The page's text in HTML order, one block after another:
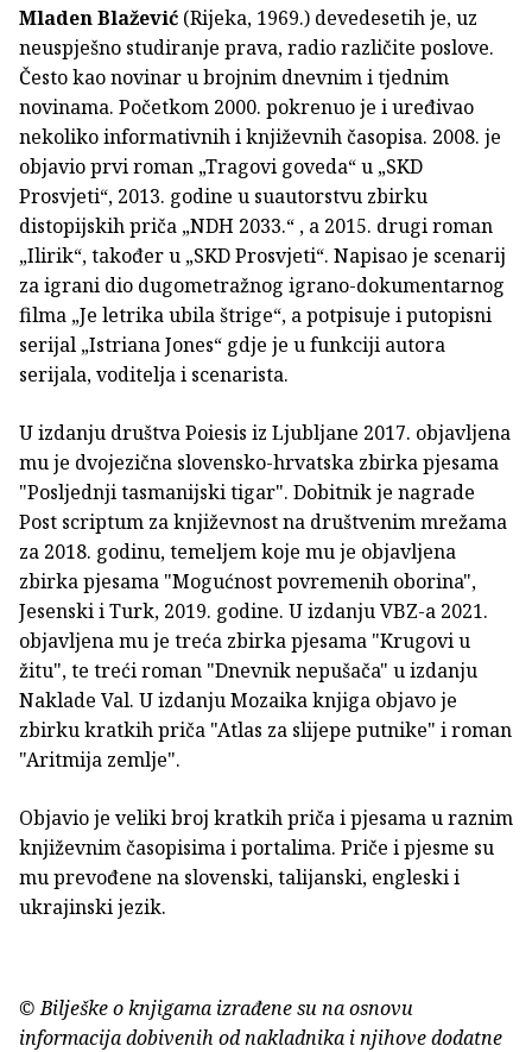
Mladen Blažević (Rijeka, 1969.) devedesetih je, uz
neuspješno studiranje prava, radio različite poslove.
Često kao novinar u brojnim dnevnim i tjednim
novinama. Početkom 2000. pokrenuo je i uređivao
nekoliko informativnih i književnih časopisa. 2008. je
objavio prvi roman „Tragovi goveda“ u „SKD
Prosvjeti“, 2013. godine u suautorstvu zbirku
distopijskih priča „NDH 2033.“ , a 2015. drugi roman
„Ilirik“, također u „SKD Prosvjeti“. Napisao je scenarij
za igrani dio dugometražnog igrano-dokumentarnog
filma „Je letrika ubila štrige“, a potpisuje i putopisni
serijal „Istriana Jones“ gdje je u funkciji autora
serijala, voditelja i scenarista.
U izdanju društva Poiesis iz Ljubljane 2017. objavljena
mu je dvojezična slovensko-hrvatska zbirka pjesama
"Posljednji tasmanijski tigar". Dobitnik je nagrade
Post scriptum za književnost na društvenim mrežama
za 2018. godinu, temeljem koje mu je objavljena
zbirka pjesama "Mogućnost povremenih oborina",
Jesenski i Turk, 2019. godine. U izdanju VBZ-a 2021.
objavljena mu je treća zbirka pjesama "Krugovi u
žitu", te treći roman "Dnevnik nepušača" u izdanju
Naklade Val. U izdanju Mozaika knjiga objavo je
zbirku kratkih priča "Atlas za slijepe putnike" i roman
"Aritmija zemlje".
Objavio je veliki broj kratkih priča i pjesama u raznim
književnim časopisima i portalima. Priče i pjesme su
mu prevođene na slovenski, talijanski, engleski i
ukrajinski jezik.
© Bilješke o knjigama izrađene su na osnovu
informacija dobivenih od nakladnika i njihove dodatne